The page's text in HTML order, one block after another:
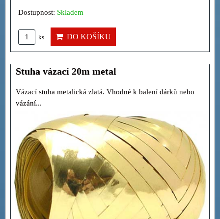
Dostupnost: Skladem
ks DO KOŠÍKU
Stuha vázací 20m metal
Vázací stuha metalická zlatá. Vhodné k balení dárků nebo
vázání...